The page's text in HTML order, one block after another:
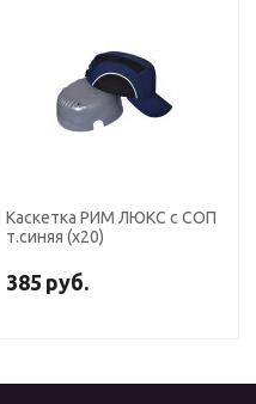
Каскетка РИМ ЛЮКС с СОП
т.синяя (х20)
385 руб.